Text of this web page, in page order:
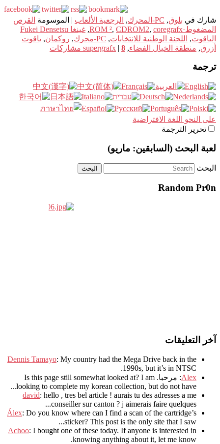
شارك في بلوق, PC-المحرك , الرجعية الألعاب | الموسومة القرص
المضغوط·ROM ²
, CDROM2, coregrafx
,
غينغا Fukei Densetsu
الياقوت, اللجنة الوطنية للانتخابات, PC-محرك , روكمان, ياقوت
أزرق, منطقة الخيال الفضاء,
supergrafx | 8 مشاركات
ترجمة
على النحو اللغة الافتراضية
تحرير الترجمة
لعبة البحث (السابقين: ماريو)
البحث
Random Pr0n
آخر التعليقات
Dennis Tamayo: My country had the Mega Drive back in the
1990s, but it’s in NTSC
.
Alex: مرحبا. Is this page still somewhat looked at? I am
looking to complete my korean collection, but do not have..
.
david: hello , tres bel article ! aurais tu des adresses a me
conseiller sur canton ? j aimerais faire quelques..
.
Álex: Do you know where can I find a scan of the cartridge’s
sticker? This post is the only site that I saw...
Achoo: I bought one of these today. If anyone is interested in
knowing anything about it, let me know.